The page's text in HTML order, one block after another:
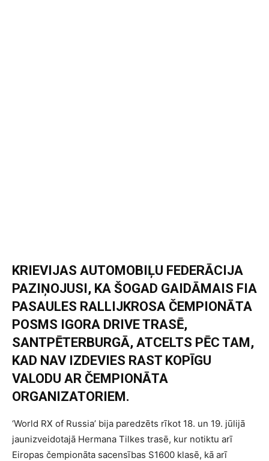
KRIEVIJAS AUTOMOBIĻU FEDERĀCIJA
PAZIŅOJUSI, KA ŠOGAD GAIDĀMAIS FIA
PASAULES RALLIJKROSA ČEMPIONĀTA
POSMS IGORA DRIVE TRASĒ,
SANTPĒTERBURGĀ, ATCELTS PĒC TAM,
KAD NAV IZDEVIES RAST KOPĪGU
VALODU AR ČEMPIONĀTA
ORGANIZATORIEM.
‘World RX of Russia’ bija paredzēts rīkot 18. un 19. jūlijā
jaunizveidotajā Hermana Tilkes trasē, kur notiktu arī
Eiropas čempionāta sacensības S1600 klasē, kā arī